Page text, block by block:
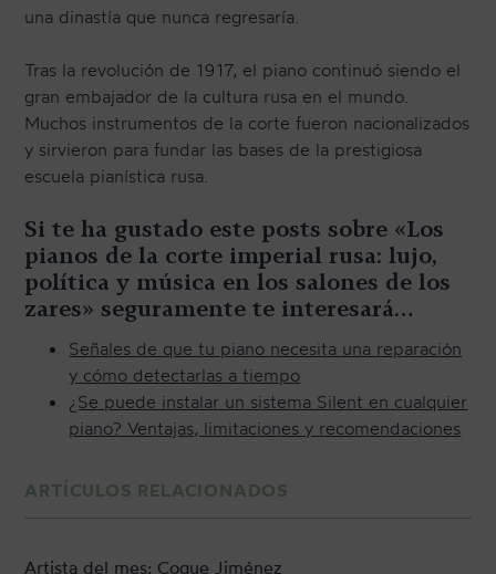
una dinastía que nunca regresaría.
Tras la revolución de 1917, el piano continuó siendo el
gran embajador de la cultura rusa en el mundo.
Muchos instrumentos de la corte fueron nacionalizados
y sirvieron para fundar las bases de la prestigiosa
escuela pianística rusa.
Si te ha gustado este posts sobre «Los
pianos de la corte imperial rusa: lujo,
política y música en los salones de los
zares» seguramente te interesará…
Señales de que tu piano necesita una reparación
y cómo detectarlas a tiempo
¿Se puede instalar un sistema Silent en cualquier
piano? Ventajas, limitaciones y recomendaciones
ARTÍCULOS RELACIONADOS
Artista del mes: Coque Jiménez